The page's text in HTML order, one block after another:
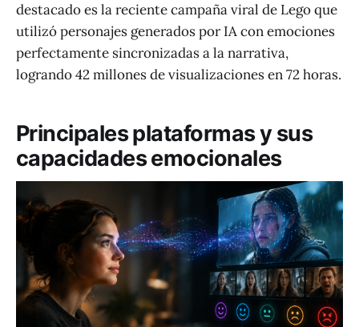
destacado es la reciente campaña viral de Lego que
utilizó personajes generados por IA con emociones
perfectamente sincronizadas a la narrativa,
logrando 42 millones de visualizaciones en 72 horas.
Principales plataformas y sus
capacidades emocionales